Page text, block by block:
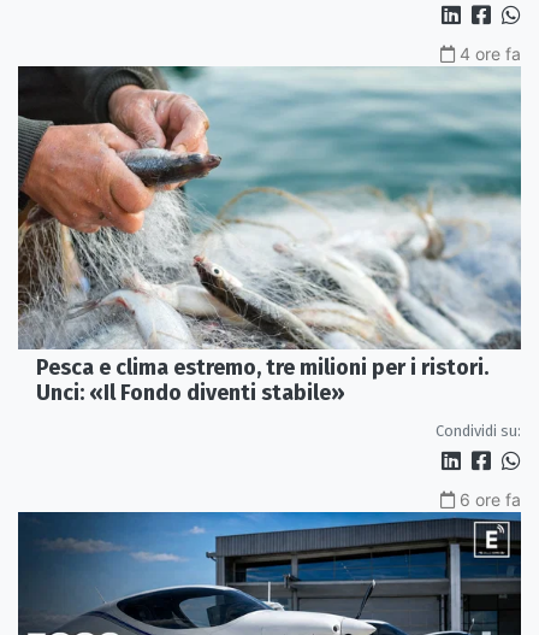
4 ore fa
Pesca e clima estremo, tre milioni per i ristori.
Unci: «Il Fondo diventi stabile»
Condividi su:
6 ore fa